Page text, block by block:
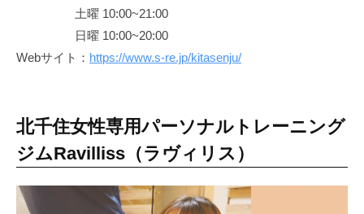
土曜 10:00~21:00
日曜 10:00~20:00
Webサイト： https://www.s-re.jp/kitasenju/
北千住女性専用パーソナルトレーニング
ジムRavilliss（ラヴィリス）